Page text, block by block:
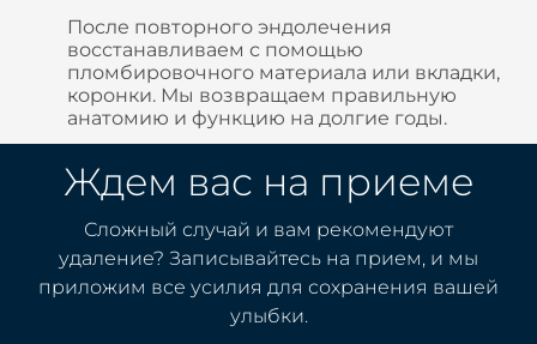
После повторного эндолечения
восстанавливаем с помощью
пломбировочного материала или вкладки,
коронки. Мы возвращаем правильную
анатомию и функцию на долгие годы.
Ждем вас на приеме
Сложный случай и вам рекомендуют
удаление? Записывайтесь на прием, и мы
приложим все усилия для сохранения вашей
улыбки.